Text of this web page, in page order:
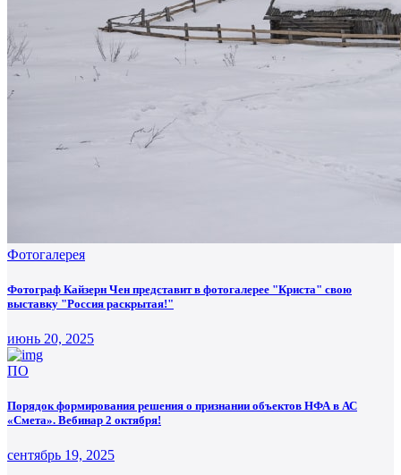
Фотогалерея
Фотограф Кайзерн Чен представит в фотогалерее "Криста" свою
выставку "Россия раскрытая!"
июнь 20, 2025
ПО
Порядок формирования решения о признании объектов НФА в АС
«Смета». Вебинар 2 октября!
сентябрь 19, 2025